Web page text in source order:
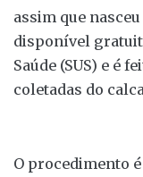
assim que
disponível
Saúde (SUS) e é
coletadas do
O procedimento